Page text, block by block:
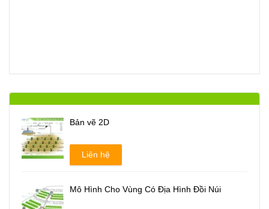
Bản vẽ 2D
Liên hệ
Mô Hình Cho Vùng Có Địa Hình Đồi Núi